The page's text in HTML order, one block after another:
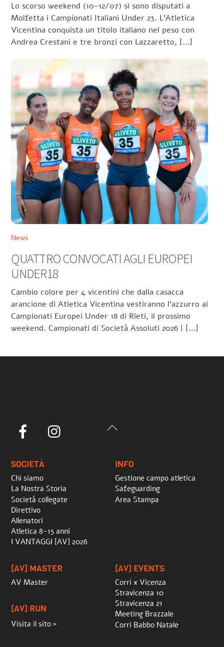
Lo scorso weekend (10-12/07) si sono disputati a
Molfetta i Campionati Italiani Under 23. L’Atletica
Vicentina conquista un titolo italiano nel peso con
Andrea Crestani e tre bronzi con Lazzaretto, […]
News
QUATTRO CONVOCATI AGLI EUROPEI
UNDER18
Cambio colore per 4 vicentini che dalla casacca
arancione di Atletica Vicentina vestiranno l’azzurro ai
Campionati Europei Under 18 di Rieti, il prossimo
weekend. Campionati di Società Assoluti 2026 | […]
Back
Facebook
SOCIETÀ
Chi siamo
La Nostra Storia
Società collegate
Direttivo
Allenatori
Atletica 8-15 anni
I VANTAGGI [AV] 2026
INFO
Gestione campo atletica
Safeguarding
Area Stampa
[AV] MASTER
AV Master
[AV] RUN
Visita il sito >
[AV] EVENTS
Corri x Vicenza
Stravicenza 10
Stravicenza 21
Meeting Brazzale
Corri Babbo Natale